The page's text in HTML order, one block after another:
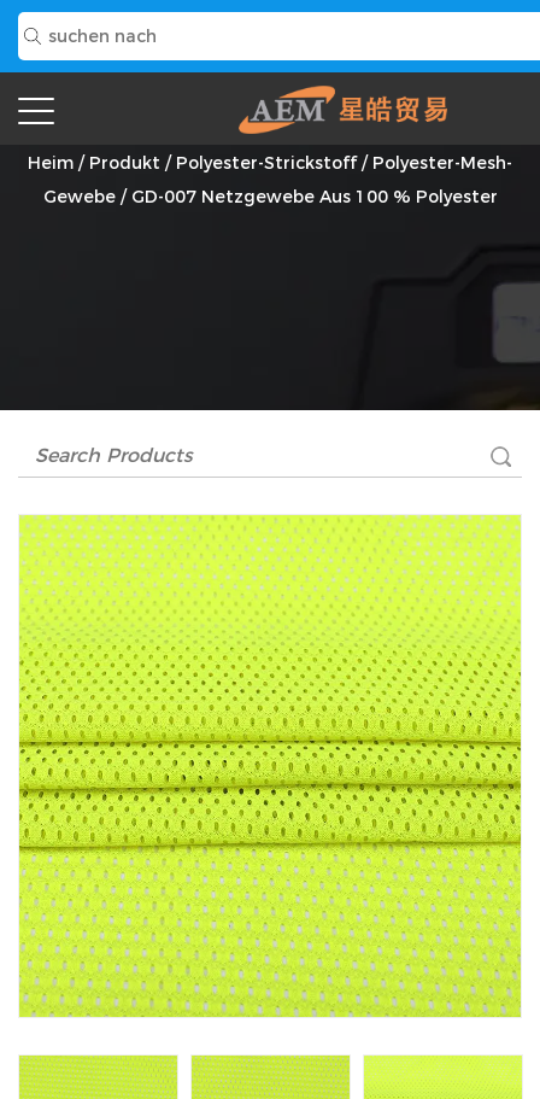
GD-007 Netzgewebe Aus 100 % Polyester Anbieter
Heim / Produkt / Polyester-Strickstoff/ Polyester-Mesh-
Gewebe/ GD-007 Netzgewebe Aus 100 % Polyester